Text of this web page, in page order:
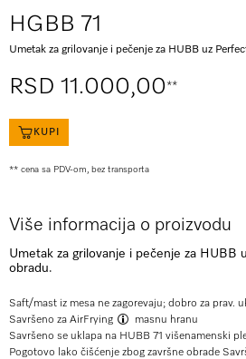
HGBB 71
Umetak za grilovanje i pečenje za HUBB uz
RSD 11.000,00**
KUPI
** cena sa PDV-om, bez transporta
Više informacija o proizvodu
Umetak za grilovanje i pečenje za HUBB
obradu.
Saft/mast iz mesa ne zagorevaju; dobro za prav.
Savršeno za AirFrying
masnu hranu
Savršeno se uklapa na HUBB 71 višenamenski
Pogotovo lako čišćenje zbog završne obrade